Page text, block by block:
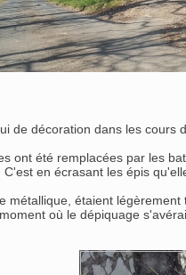
de décoration dans les cours
ont été remplacées par les
en écrasant les épis
étaient
où le dépiquage